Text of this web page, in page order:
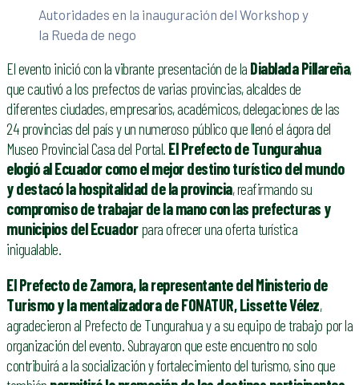
Autoridades en la inauguración del Workshop y
la Rueda de nego
El evento inició con la vibrante presentación de la Diablada Pillareña,
que cautivó a los prefectos de varias provincias, alcaldes de
diferentes ciudades, empresarios, académicos, delegaciones de las
24 provincias del país y un numeroso público que llenó el ágora del
Museo Provincial Casa del Portal. El Prefecto de Tungurahua
elogió al Ecuador como el mejor destino turístico del mundo
y destacó la hospitalidad de la provincia, reafirmando su
compromiso de trabajar de la mano con las prefecturas y
municipios del Ecuadorpara ofrecer una oferta turística
inigualable.
El Prefecto de Zamora, la representante del Ministerio de
Turismo y la mentalizadora de FONATUR, Lissette Vélez,
agradecieron al Prefecto de Tungurahua y a su equipo de trabajo por la
organización del evento. Subrayaron que este encuentro no solo
contribuirá a la socialización y fortalecimiento del turismo, sino que